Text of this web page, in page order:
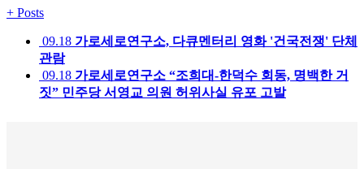
+ Posts
09.18 가로세로연구소, 다큐멘터리 영화 '건국전쟁' 단체
관람
09.18 가로세로연구소 “조희대-한덕수 회동, 명백한 거
짓” 민주당 서영교 의원 허위사실 유포 고발